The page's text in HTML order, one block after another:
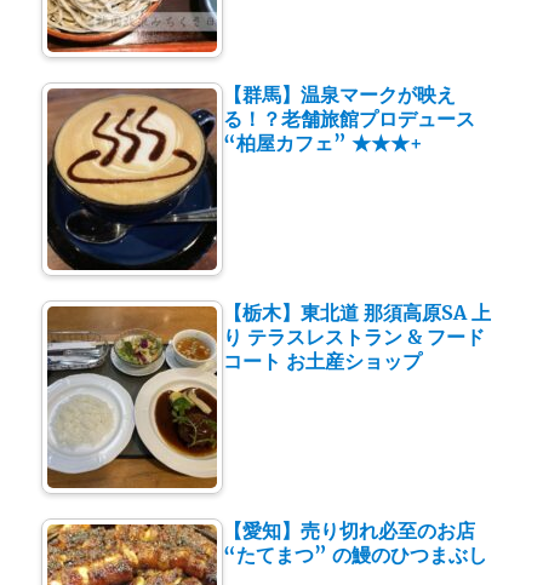
【群馬】温泉マークが映え
る！？老舗旅館プロデュース
“柏屋カフェ” ★★★+
【栃木】東北道 那須高原SA 上
り テラスレストラン & フード
コート お土産ショップ
【愛知】売り切れ必至のお店
“たてまつ” の鰻のひつまぶし